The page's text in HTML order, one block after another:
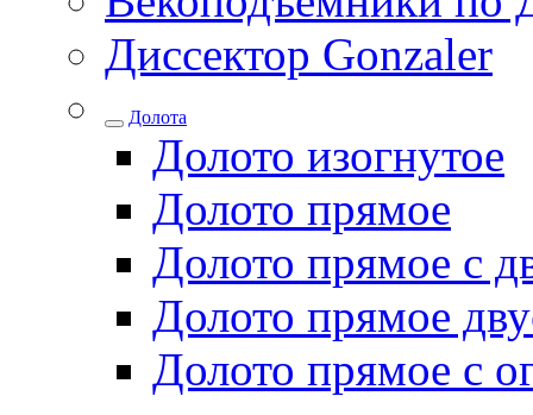
Диссектор Gonzaler
Долота
Долото изогнутое
Долото прямое
Долото прямое с
Долото прямое
Долото прямое с